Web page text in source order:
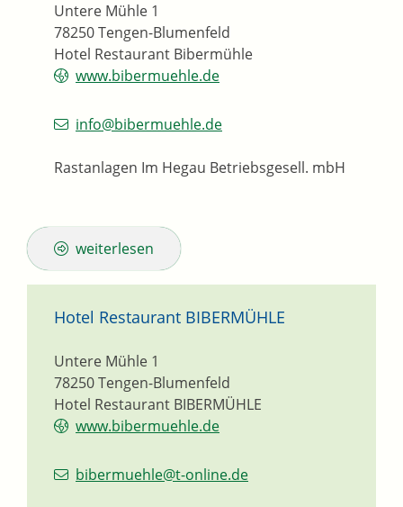
Hotel Restaurant Bibermühle
Untere Mühle 1
78250Tengen-Blumenfeld
www.bibermuehle.de
info@bibermuehle.de
Rastanlagen Im Hegau Betriebsgesell. mbH
weiterlesen
Hotel Restaurant BIBERMÜHLE
Hotel Restaurant BIBERMÜHLE
Untere Mühle 1
78250Tengen-Blumenfeld
www.bibermuehle.de
bibermuehle@t-online.de